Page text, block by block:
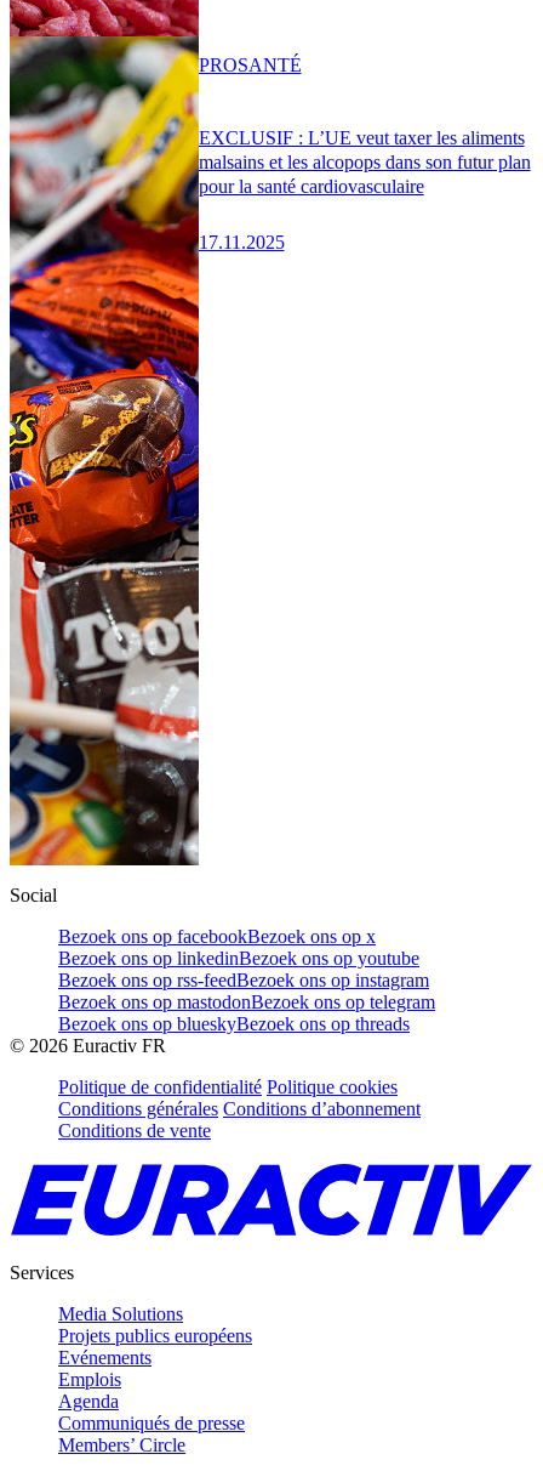
EXCLUSIF : L’UE veut taxer les aliments
malsains et les alcopops dans son futur plan
pour la santé cardiovasculaire
17.11.2025
PROSANTÉ
Social
Bezoek ons op facebookBezoek ons op x
Bezoek ons op linkedinBezoek ons op youtube
Bezoek ons op rss-feedBezoek ons op instagram
Bezoek ons op mastodonBezoek ons op telegram
Bezoek ons op blueskyBezoek ons op threads
© 2026 Euractiv FR
Politique de confidentialité Politique cookies
Conditions générales Conditions d’abonnement
Conditions de vente
Services
Media Solutions
Projets publics européens
Evénements
Emplois
Agenda
Communiqués de presse
Members’ Circle